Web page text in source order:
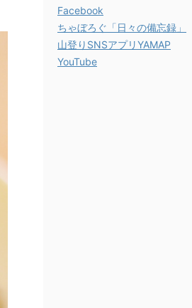
Facebook
ちゃぼろぐ「日々の備忘録」
山登りSNSアプリYAMAP
YouTube